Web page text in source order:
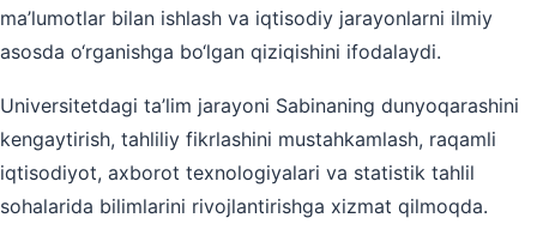
ma’lumotlar bilan ishlash va iqtisodiy jarayonlarni ilmiy
asosda o‘rganishga bo‘lgan qiziqishini ifodalaydi.
Universitetdagi ta’lim jarayoni Sabinaning dunyoqarashini
kengaytirish, tahliliy fikrlashini mustahkamlash, raqamli
iqtisodiyot, axborot texnologiyalari va statistik tahlil
sohalarida bilimlarini rivojlantirishga xizmat qilmoqda.